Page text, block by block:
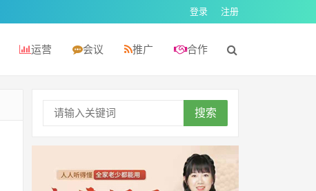
登录 注册
运营 会议 推广 合作
搜索